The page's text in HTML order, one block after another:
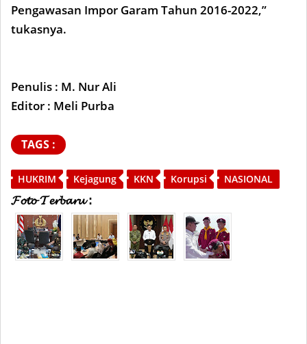
Pengawasan Impor Garam Tahun 2016-2022,”
tukasnya.
Penulis : M. Nur Ali
Editor : Meli Purba
TAGS :
HUKRIM Kejagung KKN Korupsi NASIONAL
𝓕𝓸𝓽𝓸 𝓣𝓮𝓻𝓫𝓪𝓻𝓾 :